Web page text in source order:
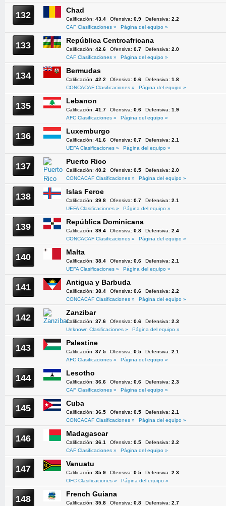
132 Chad
Calificación: 43.4 Ofensiva: 0.9 Defensiva: 2.2
CAF Clasificaciones »
Página del equipo »
133 República Centroafricana
Calificación: 42.6 Ofensiva: 0.7 Defensiva: 2.0
CAF Clasificaciones »
Página del equipo »
134 Bermudas
Calificación: 42.2 Ofensiva: 0.6 Defensiva: 1.8
CONCACAF Clasificaciones »
Página del equipo »
135 Lebanon
Calificación: 41.7 Ofensiva: 0.6 Defensiva: 1.9
AFC Clasificaciones »
Página del equipo »
136 Luxemburgo
Calificación: 41.6 Ofensiva: 0.7 Defensiva: 2.1
UEFA Clasificaciones »
Página del equipo »
137 Puerto Rico
Calificación: 40.2 Ofensiva: 0.5 Defensiva: 2.0
CONCACAF Clasificaciones »
Página del equipo »
138 Islas Feroe
Calificación: 39.8 Ofensiva: 0.7 Defensiva: 2.1
UEFA Clasificaciones »
Página del equipo »
139 República Dominicana
Calificación: 39.4 Ofensiva: 0.8 Defensiva: 2.4
CONCACAF Clasificaciones »
Página del equipo »
140 Malta
Calificación: 38.4 Ofensiva: 0.6 Defensiva: 2.1
UEFA Clasificaciones »
Página del equipo »
141 Antigua y Barbuda
Calificación: 38.4 Ofensiva: 0.6 Defensiva: 2.2
CONCACAF Clasificaciones »
Página del equipo »
142 Zanzibar
Calificación: 37.6 Ofensiva: 0.6 Defensiva: 2.3
Unknown Clasificaciones »
Página del equipo »
143 Palestine
Calificación: 37.5 Ofensiva: 0.5 Defensiva: 2.1
AFC Clasificaciones »
Página del equipo »
144 Lesotho
Calificación: 36.6 Ofensiva: 0.6 Defensiva: 2.3
CAF Clasificaciones »
Página del equipo »
145 Cuba
Calificación: 36.5 Ofensiva: 0.5 Defensiva: 2.1
CONCACAF Clasificaciones »
Página del equipo »
146 Madagascar
Calificación: 36.1 Ofensiva: 0.5 Defensiva: 2.2
CAF Clasificaciones »
Página del equipo »
147 Vanuatu
Calificación: 35.9 Ofensiva: 0.5 Defensiva: 2.3
OFC Clasificaciones »
Página del equipo »
148 French Guiana
Calificación: 35.8 Ofensiva: 0.8 Defensiva: 2.7